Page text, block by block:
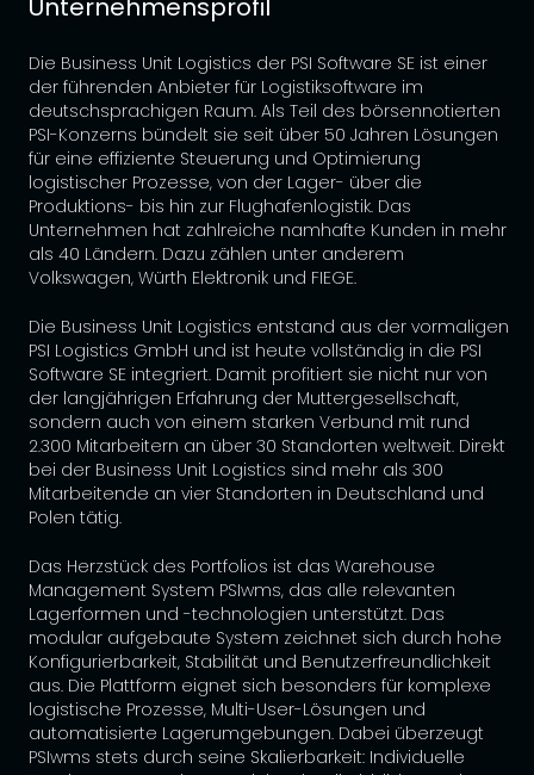
Unternehmensprofil
Die Business Unit Logistics der PSI Software SE ist einer
der führenden Anbieter für Logistiksoftware im
deutschsprachigen Raum. Als Teil des börsennotierten
PSI-Konzerns bündelt sie seit über 50 Jahren Lösungen
für eine effiziente Steuerung und Optimierung
logistischer Prozesse, von der Lager- über die
Produktions- bis hin zur Flughafenlogistik. Das
Unternehmen hat zahlreiche namhafte Kunden in mehr
als 40 Ländern. Dazu zählen unter anderem
Volkswagen, Würth Elektronik und FIEGE.
Die Business Unit Logistics entstand aus der vormaligen
PSI Logistics GmbH und ist heute vollständig in die PSI
Software SE integriert. Damit profitiert sie nicht nur von
der langjährigen Erfahrung der Muttergesellschaft,
sondern auch von einem starken Verbund mit rund
2.300 Mitarbeitern an über 30 Standorten weltweit. Direkt
bei der Business Unit Logistics sind mehr als 300
Mitarbeitende an vier Standorten in Deutschland und
Polen tätig.
Das Herzstück des Portfolios ist das Warehouse
Management System PSIwms, das alle relevanten
Lagerformen und -technologien unterstützt. Das
modular aufgebaute System zeichnet sich durch hohe
Konfigurierbarkeit, Stabilität und Benutzerfreundlichkeit
aus. Die Plattform eignet sich besonders für komplexe
logistische Prozesse, Multi-User-Lösungen und
automatisierte Lagerumgebungen. Dabei überzeugt
PSIwms stets durch seine Skalierbarkeit: Individuelle